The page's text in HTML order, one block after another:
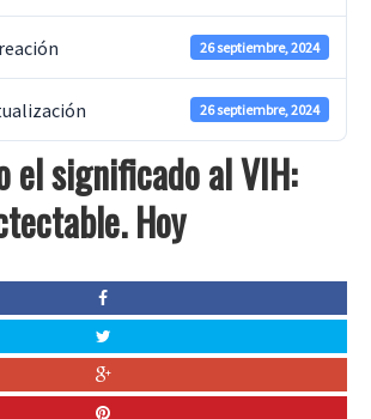
26 septiembre, 2024
26 septiembre, 2024
el significado al VIH:
Hoy